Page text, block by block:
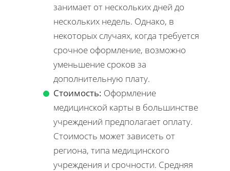
занимает от нескольких дней до
нескольких недель. Однако, в
некоторых случаях, когда требуется
срочное оформление, возможно
уменьшение сроков за
дополнительную плату.
Стоимость: Оформление
медицинской карты в большинстве
учреждений предполагает оплату.
Стоимость может зависеть от
региона, типа медицинского
учреждения и срочности. Средняя